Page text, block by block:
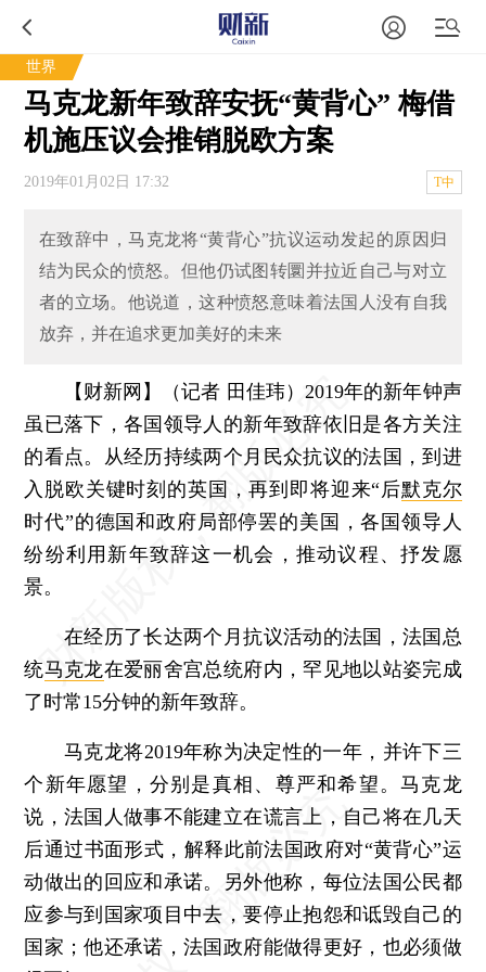
世界
马克龙新年致辞安抚“黄背心” 梅借
机施压议会推销脱欧方案
2019年01月02日 17:32 T中
在致辞中，马克龙将“黄背心”抗议运动发起的原因归
结为民众的愤怒。但他仍试图转圜并拉近自己与对立
者的立场。他说道，这种愤怒意味着法国人没有自我
放弃，并在追求更加美好的未来
【财新网】（记者 田佳玮） 2019年的新年钟声
虽已落下，各国领导人的新年致辞依旧是各方关注
的看点。从经历持续两个月民众抗议的法国，到进
入脱欧关键时刻的英国，再到即将迎来“后默克尔
时代”的德国和政府局部停罢的美国，各国领导人
纷纷利用新年致辞这一机会，推动议程、抒发愿
景。
在经历了长达两个月抗议活动的法国，法国总
统马克龙在爱丽舍宫总统府内，罕见地以站姿完成
了时常15分钟的新年致辞。
马克龙将2019年称为决定性的一年，并许下三
个新年愿望，分别是真相、尊严和希望。马克龙
说，法国人做事不能建立在谎言上，自己将在几天
后通过书面形式，解释此前法国政府对“黄背心”运
动做出的回应和承诺。另外他称，每位法国公民都
应参与到国家项目中去，要停止抱怨和诋毁自己的
国家；他还承诺，法国政府能做得更好，也必须做